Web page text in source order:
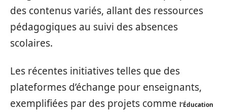
des contenus variés, allant des ressources
pédagogiques au suivi des absences
scolaires.
Les récentes initiatives telles que des
plateformes d’échange pour enseignants,
exemplifiées par des projets comme l’Éducation